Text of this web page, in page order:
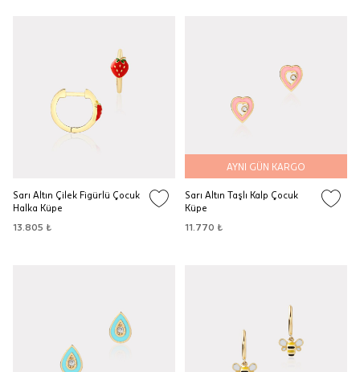
Sarı Altın Çilek Figürlü Çocuk
Halka Küpe
13.805 ₺
AYNI GÜN KARGO
Sarı Altın Taşlı Kalp Çocuk
Küpe
11.770 ₺